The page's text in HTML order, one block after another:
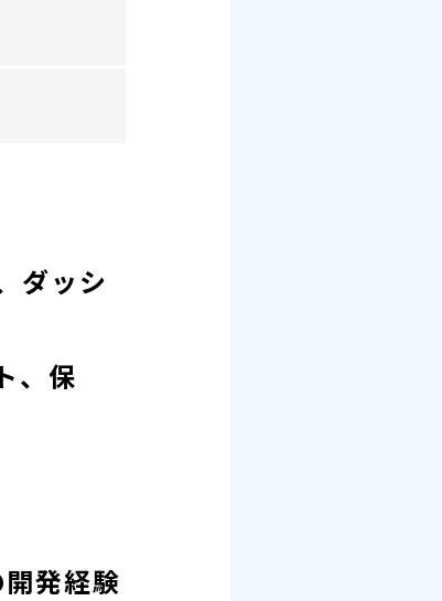
ダッシ
、保
発経験